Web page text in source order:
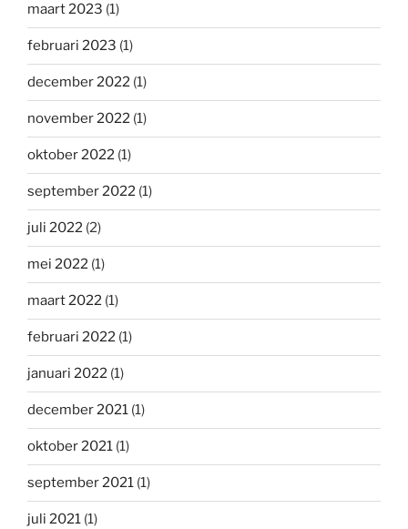
maart 2023 (1)
februari 2023 (1)
december 2022 (1)
november 2022 (1)
oktober 2022 (1)
september 2022 (1)
juli 2022 (2)
mei 2022 (1)
maart 2022 (1)
februari 2022 (1)
januari 2022 (1)
december 2021 (1)
oktober 2021 (1)
september 2021 (1)
juli 2021 (1)